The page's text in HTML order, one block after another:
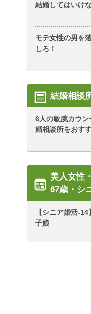
結婚してはいけ
モテ女性の男を
しろ！
結婚相談
6人の敏腕カウ
婚相談所をおす
美人女性
67歳・シ
【シニア婚活-
子娘